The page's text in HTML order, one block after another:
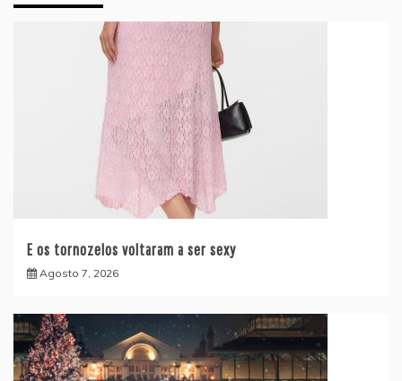
E os tornozelos voltaram a ser sexy
Agosto 7, 2026